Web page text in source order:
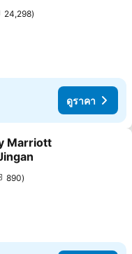
24,298
ดูราคา
ายการโปรด
Marriott
890